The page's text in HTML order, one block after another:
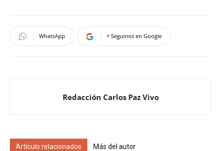
WhatsApp + Seguinos en Google
Redacción Carlos Paz Vivo
Artículo relacionados Más del autor